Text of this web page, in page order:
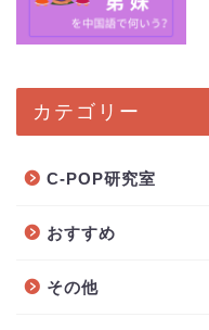
カテゴリー
C-POP研究室
おすすめ
その他